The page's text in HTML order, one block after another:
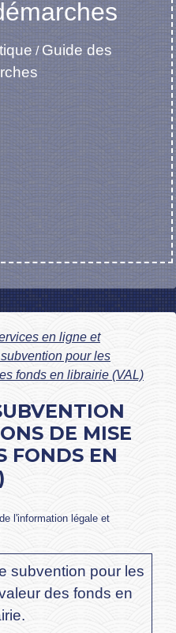
/ Guide des
en ligne et
pour les
fonds en librairie (VAL)
DE MISE
FONDS EN
l'information légale et
subvention pour les
des fonds en